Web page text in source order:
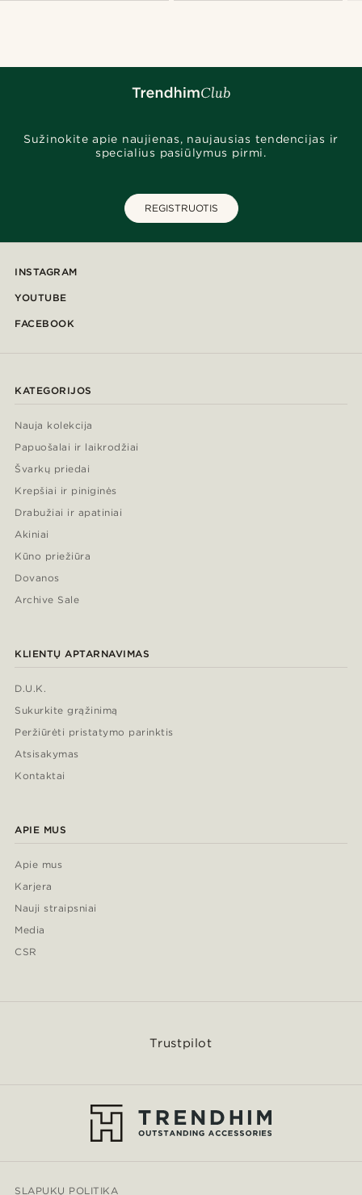
Sužinokite apie naujienas, naujausias tendencijas ir
specialius pasiūlymus pirmi.
REGISTRUOTIS
INSTAGRAM
YOUTUBE
FACEBOOK
KATEGORIJOS
Nauja kolekcija
Papuošalai ir laikrodžiai
Švarkų priedai
Krepšiai ir piniginės
Drabužiai ir apatiniai
Akiniai
Kūno priežiūra
Dovanos
Archive Sale
KLIENTŲ APTARNAVIMAS
D.U.K.
Sukurkite grąžinimą
Peržiūrėti pristatymo parinktis
Atsisakymas
Kontaktai
APIE MUS
Apie mus
Karjera
Nauji straipsniai
Media
CSR
Trustpilot
SLAPUKŲ POLITIKA